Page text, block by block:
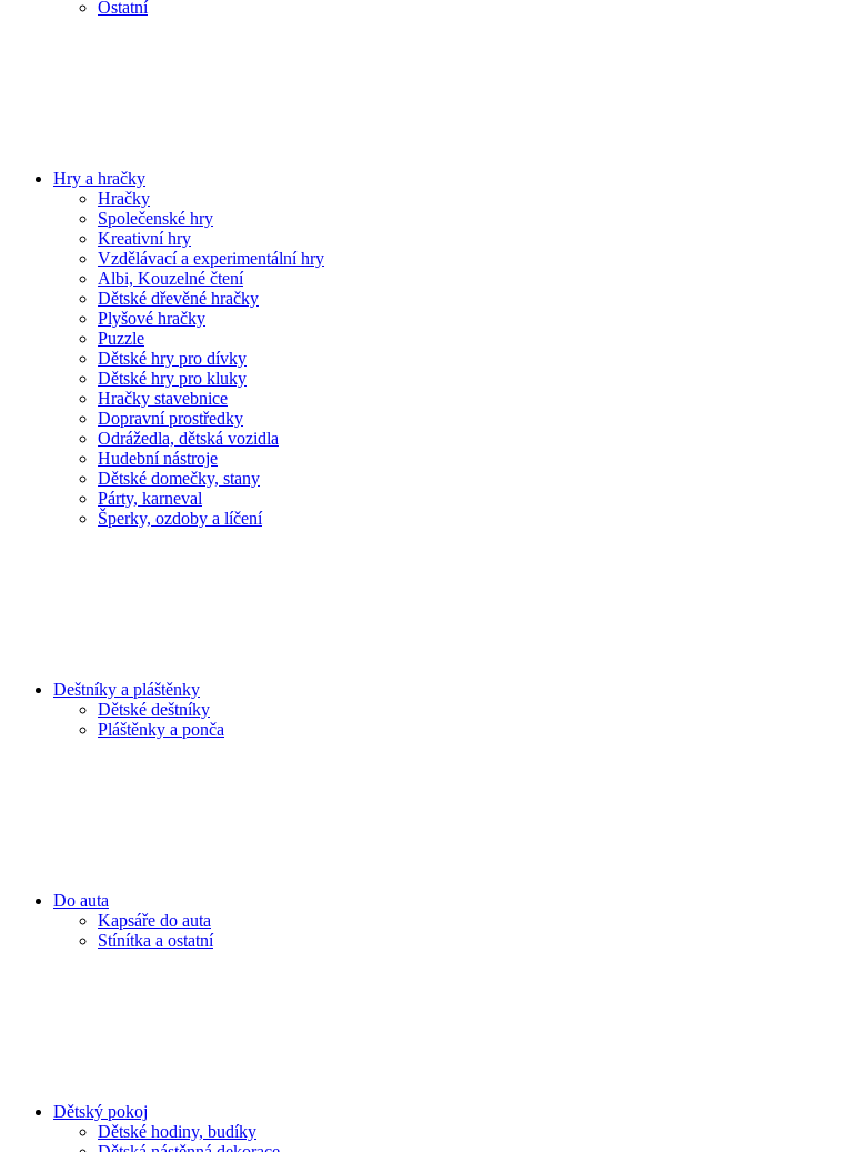
Ostatní
Hry a hračky
Hračky
Společenské hry
Kreativní hry
Vzdělávací a experimentální hry
Albi, Kouzelné čtení
Dětské dřevěné hračky
Plyšové hračky
Puzzle
Dětské hry pro dívky
Dětské hry pro kluky
Hračky stavebnice
Dopravní prostředky
Odrážedla, dětská vozidla
Hudební nástroje
Dětské domečky, stany
Párty, karneval
Šperky, ozdoby a líčení
Deštníky a pláštěnky
Dětské deštníky
Pláštěnky a ponča
Do auta
Kapsáře do auta
Stínítka a ostatní
Dětský pokoj
Dětské hodiny, budíky